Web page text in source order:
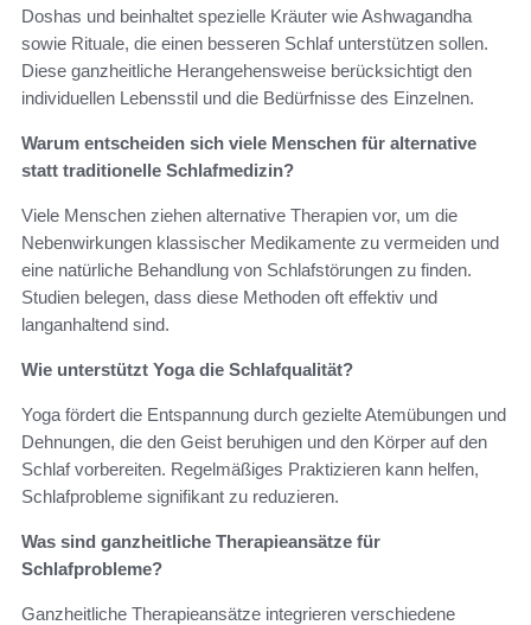
Doshas und beinhaltet spezielle Kräuter wie Ashwagandha
sowie Rituale, die einen besseren Schlaf unterstützen sollen.
Diese ganzheitliche Herangehensweise berücksichtigt den
individuellen Lebensstil und die Bedürfnisse des Einzelnen.
Warum entscheiden sich viele Menschen für alternative
statt traditionelle Schlafmedizin?
Viele Menschen ziehen alternative Therapien vor, um die
Nebenwirkungen klassischer Medikamente zu vermeiden und
eine natürliche Behandlung von Schlafstörungen zu finden.
Studien belegen, dass diese Methoden oft effektiv und
langanhaltend sind.
Wie unterstützt Yoga die Schlafqualität?
Yoga fördert die Entspannung durch gezielte Atemübungen und
Dehnungen, die den Geist beruhigen und den Körper auf den
Schlaf vorbereiten. Regelmäßiges Praktizieren kann helfen,
Schlafprobleme signifikant zu reduzieren.
Was sind ganzheitliche Therapieansätze für
Schlafprobleme?
Ganzheitliche Therapieansätze integrieren verschiedene